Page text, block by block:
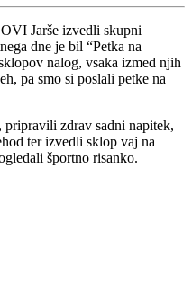
Jarše izvedli skupni
dne je bil “Petka na
nalog, vsaka izmed njih
pa smo si poslali petke na
zdrav sadni napitek,
ter izvedli sklop vaj na
športno risanko.